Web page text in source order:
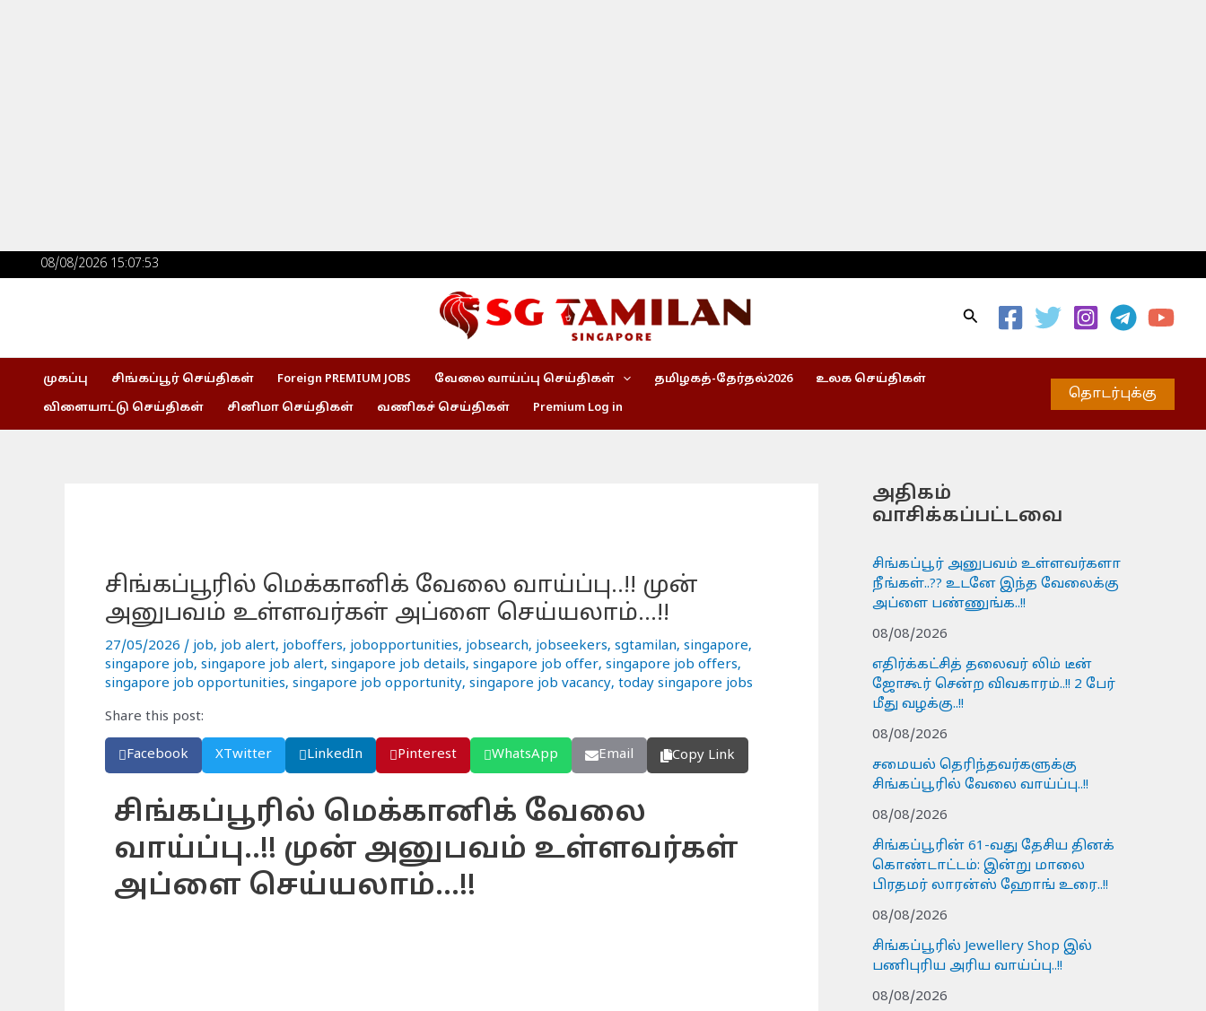
08/08/2026 15:07:54
Search
முகப்பு சிங்கப்பூர் செய்திகள் Foreign PREMIUM JOBS வேலை வாய்ப்பு செய்திகள் தமிழகத்-தேர்தல்2026
உலக செய்திகள்
விளையாட்டு செய்திகள்
சினிமா செய்திகள் வணிகச் செய்திகள் Premium Log in
தொடர்புக்கு
சிங்கப்பூரில் மெக்கானிக் வேலை வாய்ப்பு..!! முன்
அனுபவம் உள்ளவர்கள் அப்ளை செய்யலாம்…!!
27/05/2026 / job, job alert, joboffers, jobopportunities, jobsearch, jobseekers, sgtamilan, singapore,
singapore job, singapore job alert, singapore job details, singapore job offer, singapore job offers,
singapore job opportunities, singapore job opportunity, singapore job vacancy, today singapore jobs
Share this post:
Facebook XTwitter LinkedIn Pinterest WhatsApp Email Copy Link
சிங்கப்பூரில் மெக்கானிக் வேலை
வாய்ப்பு..!! முன் அனுபவம் உள்ளவர்கள்
அப்ளை செய்யலாம்...!!
Post
navigation
அதிகம்
வாசிக்கப்பட்டவை
சிங்கப்பூர் அனுபவம் உள்ளவர்களா
நீங்கள்..?? உடனே இந்த வேலைக்கு
அப்ளை பண்ணுங்க..!!
08/08/2026
எதிர்க்கட்சித் தலைவர் லிம் டீன்
ஜோகூர் சென்ற விவகாரம்..!! 2 பேர்
மீது வழக்கு..!!
08/08/2026
சமையல் தெரிந்தவர்களுக்கு
சிங்கப்பூரில் வேலை வாய்ப்பு..!!
08/08/2026
சிங்கப்பூரின் 61-வது தேசிய தினக்
கொண்டாட்டம்: இன்று மாலை
பிரதமர் லாரன்ஸ் ஹோங் உரை..!!
08/08/2026
சிங்கப்பூரில் Jewellery Shop இல்
பணிபுரிய அரிய வாய்ப்பு..!!
08/08/2026